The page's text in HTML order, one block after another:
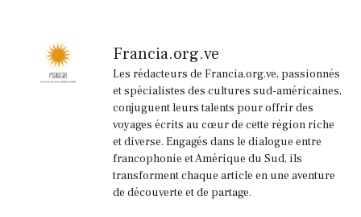
Francia.org.ve
Les rédacteurs de Francia.org.ve, passionnés
et spécialistes des cultures sud-américaines,
conjuguent leurs talents pour offrir des
voyages écrits au cœur de cette région riche
et diverse. Engagés dans le dialogue entre
francophonie et Amérique du Sud, ils
transforment chaque article en une aventure
de découverte et de partage.